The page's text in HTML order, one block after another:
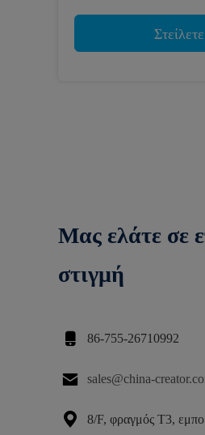
Στείλετε
Μας ελάτε σε
στιγμή
 86-755-26710992
 sales@china-

8/F, φραγμός T3,